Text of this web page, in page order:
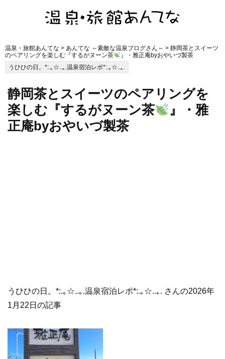
温泉・旅館あんてな > あんてな ～素敵な温泉ブログさん～ > 静岡茶とスイーツ
のペアリングを楽しむ『するがヌーン茶
』・雅正庵byおやいづ製茶
うひひの日。*:.｡☆..｡.温泉宿泊レポ*:.｡☆..｡.
静岡茶とスイーツのペアリングを
楽しむ『するがヌーン茶
』・雅
正庵byおやいづ製茶
うひひの日。*:.｡☆..｡.温泉宿泊レポ*:.｡☆..｡. さんの2026年
1月22日の記事